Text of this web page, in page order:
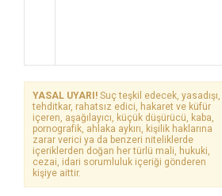
YASAL UYARI! Suç teşkil edecek, yasadışı,
tehditkar, rahatsız edici, hakaret ve küfür
içeren, aşağılayıcı, küçük düşürücü, kaba,
pornografik, ahlaka aykırı, kişilik haklarına
zarar verici ya da benzeri niteliklerde
içeriklerden doğan her türlü mali, hukuki,
cezai, idari sorumluluk içeriği gönderen
kişiye aittir.